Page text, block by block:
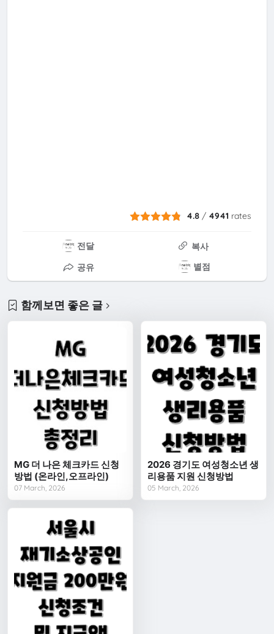
4.8 / 4941 rates
전달
복사
공유
별점
함께보면 좋은 글
MG 더 나은 체크카드 신청
방법 (온라인,오프라인)
07 March, 2026
2026 경기도 여성청소년 생
리용품 지원 신청방법
05 March, 2026